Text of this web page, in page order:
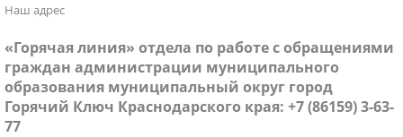
Наш адрес
«Горячая линия» отдела по работе с обращениями
граждан администрации муниципального
образования муниципальный округ город
Горячий Ключ Краснодарского края: +7 (86159) 3-63-
77